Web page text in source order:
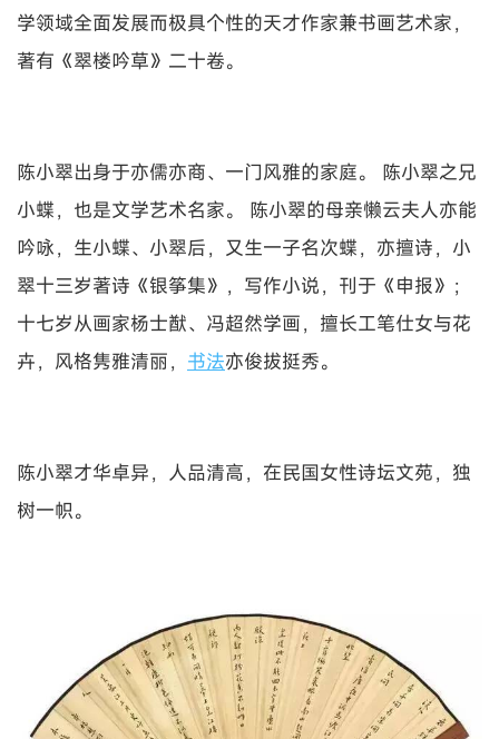
学领域全面发展而极具个性的天才作家兼书画艺术家，
著有《翠楼吟草》二十卷。
陈小翠出身于亦儒亦商、一门风雅的家庭。 陈小翠之兄
小蝶，也是文学艺术名家。 陈小翠的母亲懒云夫人亦能
吟咏，生小蝶、小翠后，又生一子名次蝶，亦擅诗，小
翠十三岁著诗《银筝集》，写作小说，刊于《申报》；
十七岁从画家杨士猷、冯超然学画，擅长工笔仕女与花
卉，风格隽雅清丽， 书法亦俊拔挺秀。
陈小翠才华卓异，人品清高，在民国女性诗坛文苑，独
树一帜。